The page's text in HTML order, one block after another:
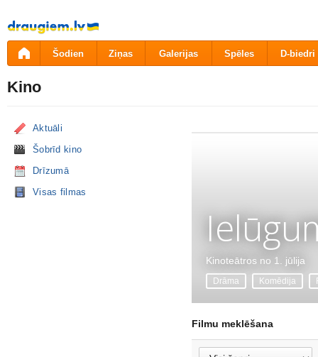
Pāriet
uz
saturu
Šodien Ziņas Galerijas Spēles D-biedri
Kino
Aktuāli
Šobrīd kino
Drīzumā
Visas filmas
Kinoteātros no 1. jūlija
Drāma Komēdija
Filmu meklēšana